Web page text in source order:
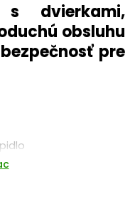
s dvierkami,
obsluhu
pre
odvetranie terária
teráriu
pre jednoduchú